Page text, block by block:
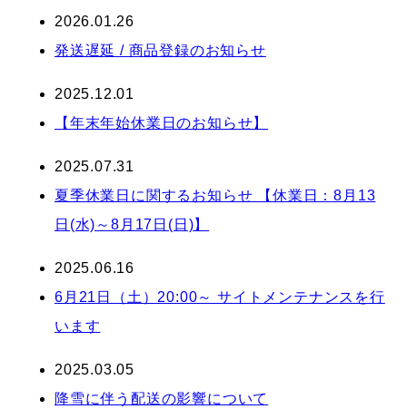
2026.01.26
発送遅延 / 商品登録のお知らせ
2025.12.01
【年末年始休業日のお知らせ】
2025.07.31
夏季休業日に関するお知らせ 【休業日：8月13
日(水)～8月17日(日)】
2025.06.16
6月21日（土）20:00～ サイトメンテナンスを行
います
2025.03.05
降雪に伴う配送の影響について